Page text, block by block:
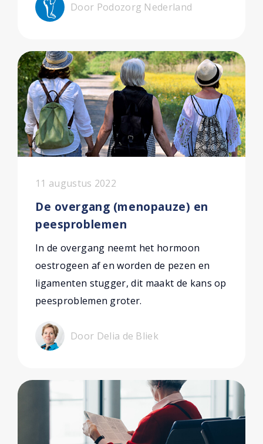
Door Podozorg Nederland
11 augustus 2022
De overgang (menopauze) en
peesproblemen
In de overgang neemt het hormoon
oestrogeen af en worden de pezen en
ligamenten stugger, dit maakt de kans op
peesproblemen groter.
Door Delia de Bliek